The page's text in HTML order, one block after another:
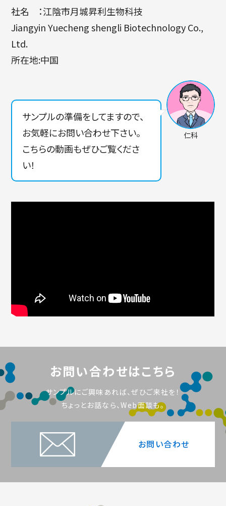
社名 ：江陰市月城昇利生物科技
Jiangyin Yuecheng shengli Biotechnology Co.,
Ltd.
所在地:中国
サンプルの準備をしてますので、
お気軽にお問い合わせ下さい。
こちらの動画もぜひご覧くださ
い！
仁科
お問い合わせはこちら
サンプルにご興味あれば、ぜひご来社を！
ちょっとお話なら、Web面談も。
お問い合わせ